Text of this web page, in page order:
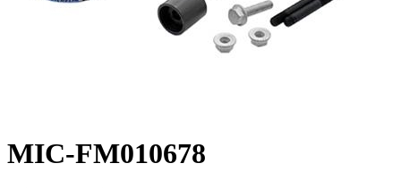
MIC-FM010678